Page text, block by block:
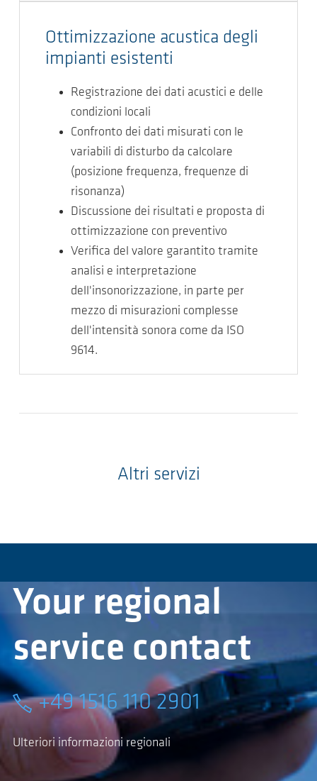
Ottimizzazione acustica degli
impianti esistenti
Registrazione dei dati acustici e delle
condizioni locali
Confronto dei dati misurati con le
variabili di disturbo da calcolare
(posizione frequenza, frequenze di
risonanza)
Discussione dei risultati e proposta di
ottimizzazione con preventivo
Verifica del valore garantito tramite
analisi e interpretazione
dell'insonorizzazione, in parte per
mezzo di misurazioni complesse
dell'intensità sonora come da ISO
9614.
Altri servizi
Your regional
service contact
+49 1516 110 2901
Ulteriori informazioni regionali